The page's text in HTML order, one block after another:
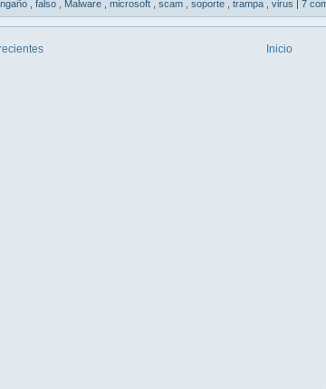
falso Malware microsoft scam soporte trampa virus | 7
Inicio